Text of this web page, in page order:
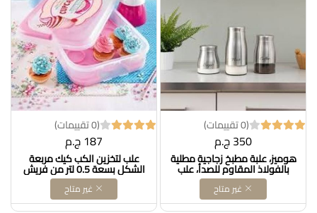
(0 تقييمات)
350 ج.م
هوميز، علبة مطبخ زجاجية مطلية
بالفولاذ المقاوم للصدأ، علب
تخزين طعام محكمة الإغلاق،
نافذة مرئية لتنظيم حاويات حبوب
التوابل، مجموعة من 3 قطع -
غير متاح
(0 تقييمات)
187 ج.م
علب لتخزين الكب كيك مربعة
الشكل بسعة 0.5 لتر من فريش
كونت (المجموعة تتضمن 3 علب
لتر) كود B007YIUBL4
غير متاح